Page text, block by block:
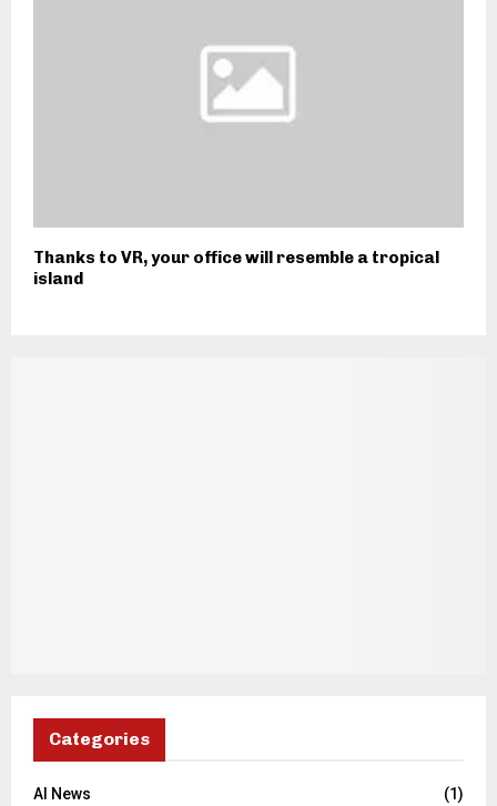
Thanks to VR, your office will resemble a tropical
island
Categories
AI News
(1)